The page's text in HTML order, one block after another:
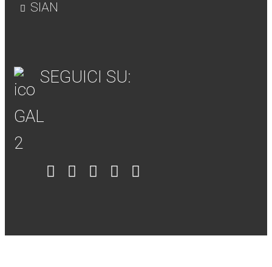
SIAN
SEGUICI SU:
Item Item Item Item